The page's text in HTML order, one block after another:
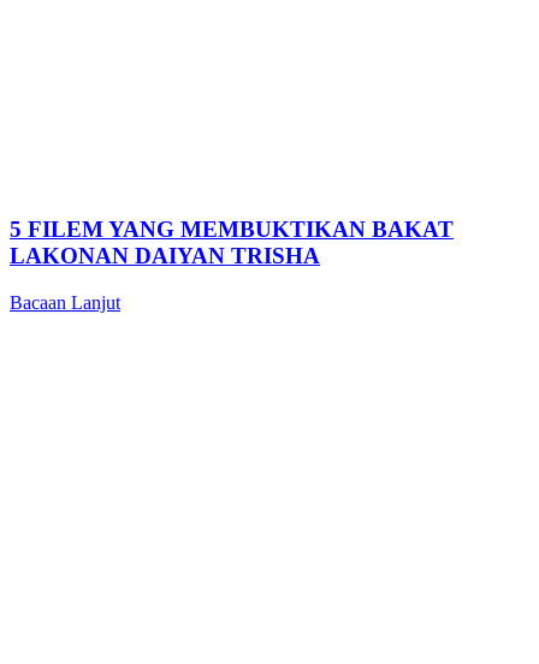
5 FILEM YANG MEMBUKTIKAN BAKAT
LAKONAN DAIYAN TRISHA
Bacaan Lanjut